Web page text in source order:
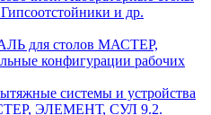
и др.
для столов МАСТЕР,
конфигурации рабочих
системы и устройства
ЭЛЕМЕНТ, СУЛ 9.2.